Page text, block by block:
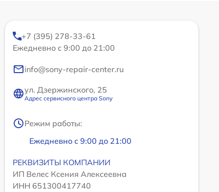
+7 (395) 278-33-61
Ежедневно с 9:00 до 21:00
info@sony-repair-center.ru
ул. Дзержинского, 25
Адрес сервисного центра Sony
Режим работы:
Ежедневно с 9:00 до 21:00
РЕКВИЗИТЫ КОМПАНИИ
ИП Велес Ксения Алексеевна
ИНН 651300417740